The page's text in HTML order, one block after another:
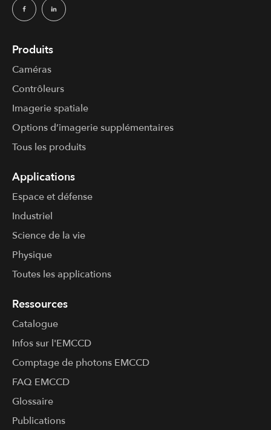
Produits
Caméras
Contrôleurs
Imagerie spatiale
Options d’imagerie supplémentaires
Tous les produits
Applications
Espace et défense
Industriel
Science de la vie
Physique
Toutes les applications
Ressources
Catalogue
Infos sur l'​EMCCD
Comptage de photons EMCCD
FAQ EMCCD
Glossaire
Publications